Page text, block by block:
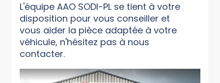
L'équipe AAO SODI-PL se tient à votre
disposition pour vous conseiller et
vous aider la pièce adaptée à votre
véhicule, n'hésitez pas à nous
contacter.